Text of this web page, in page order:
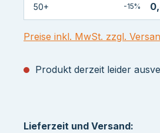
50+ -15%
Preise inkl. MwSt. zzgl.
Produkt derzeit leider
Lieferzeit und Versand: